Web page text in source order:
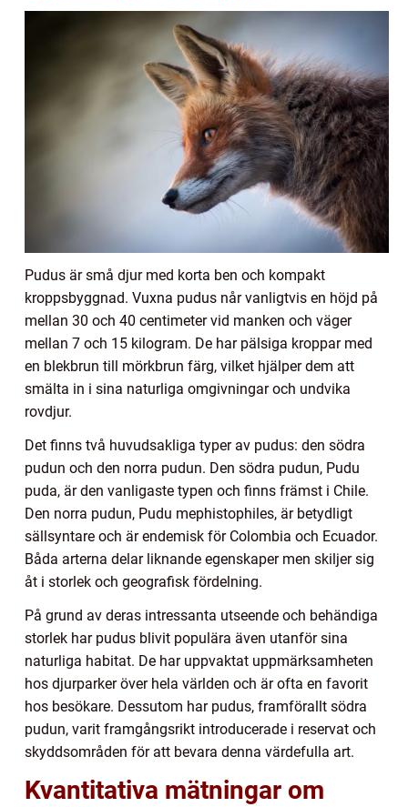
Pudus är små djur med korta ben och kompakt
kroppsbyggnad. Vuxna pudus når vanligtvis en höjd på
mellan 30 och 40 centimeter vid manken och väger
mellan 7 och 15 kilogram. De har pälsiga kroppar med
en blekbrun till mörkbrun färg, vilket hjälper dem att
smälta in i sina naturliga omgivningar och undvika
rovdjur.
Det finns två huvudsakliga typer av pudus: den södra
pudun och den norra pudun. Den södra pudun, Pudu
puda, är den vanligaste typen och finns främst i Chile.
Den norra pudun, Pudu mephistophiles, är betydligt
sällsyntare och är endemisk för Colombia och Ecuador.
Båda arterna delar liknande egenskaper men skiljer sig
åt i storlek och geografisk fördelning.
På grund av deras intressanta utseende och behändiga
storlek har pudus blivit populära även utanför sina
naturliga habitat. De har uppvaktat uppmärksamheten
hos djurparker över hela världen och är ofta en favorit
hos besökare. Dessutom har pudus, framförallt södra
pudun, varit framgångsrikt introducerade i reservat och
skyddsområden för att bevara denna värdefulla art.
Kvantitativa mätningar om